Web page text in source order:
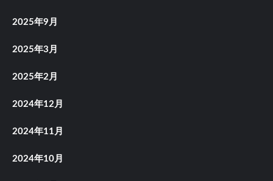
2025年9月
2025年3月
2025年2月
2024年12月
2024年11月
2024年10月